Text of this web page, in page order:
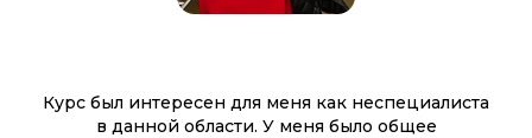
Курс был интересен для меня как неспециалиста
в данной области. У меня было общее